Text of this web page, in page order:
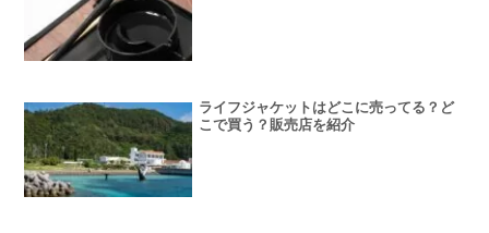
ライフジャケットはどこに売ってる？ど
こで買う？販売店を紹介